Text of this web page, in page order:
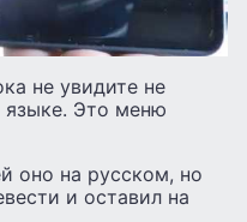
не увидите не
языке. Это меню
оно на русском, но
и оставил на